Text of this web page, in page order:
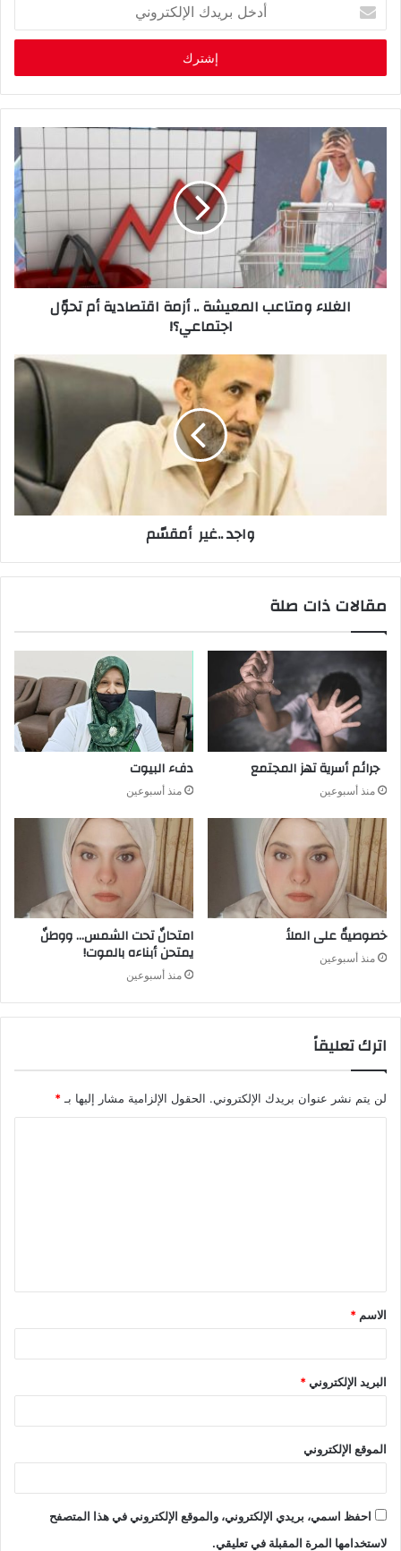
خ
ب
ر
إ
ك
ت
ر
‬اجتماعي؟‭!‬
واجد‭.. ‬غير‭ ‬أمقسّم
مقالات ذات صلة
جرائم أسرية تهز المجتمع
منذ أسبوعين
دفء البيوت
منذ أسبوعين
خصوصيةٌ على الملأ
منذ أسبوعين
امتحانٌ تحت الشمس… ووطنٌ
يمتحن أبناءه بالموت!
منذ أسبوعين
اترك تعليقاً
لن يتم نشر عنوان بريدك الإلكتروني. الحقول الإلزامية مشار إليها بـ *
ق
*
الاسم *
البريد الإلكتروني*
الموقع الإلكتروني
احفظ اسمي، بريدي الإلكتروني، والموقع الإلكتروني في هذا المتصفح
لاستخدامها المرة المقبلة في تعليقي.